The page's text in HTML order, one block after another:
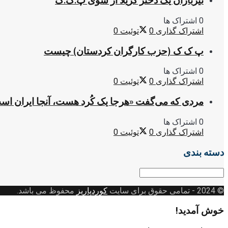
0 اشتراک ها
اشتراک گذاری 0 توئیت 0
پ ک ک (حزب کارگران کردستان) چیست
0 اشتراک ها
اشتراک گذاری 0 توئیت 0
مردی که می‌گفت «هرجا یک کُرد هست، آنجا ایران
0 اشتراک ها
اشتراک گذاری 0 توئیت 0
دسته بندی
© 2024
- تمامی حقوق برای سایت کوردپاریز محفوظ می باشد.
خوش آمدید!